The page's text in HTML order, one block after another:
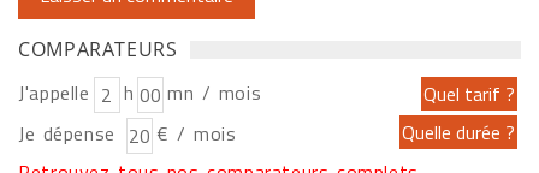
COMPARATEURS
J'appelle h
mn / mois
Je dépense
€ / mois